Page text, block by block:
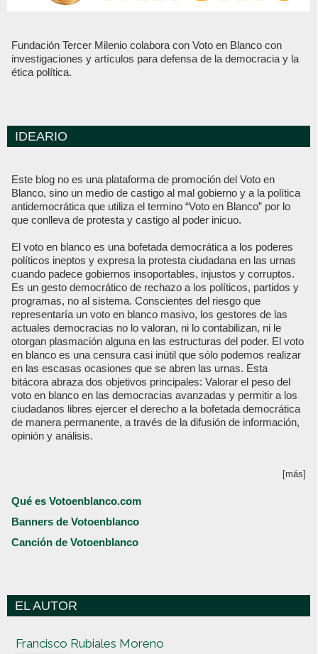
Fundación Tercer Milenio colabora con Voto en Blanco con
investigaciones y artículos para defensa de la democracia y la
ética política.
IDEARIO
Este blog no es una plataforma de promoción del Voto en
Blanco, sino un medio de castigo al mal gobierno y a la política
antidemocrática que utiliza el termino “Voto en Blanco” por lo
que conlleva de protesta y castigo al poder inicuo.
El voto en blanco es una bofetada democrática a los poderes
políticos ineptos y expresa la protesta ciudadana en las urnas
cuando padece gobiernos insoportables, injustos y corruptos.
Es un gesto democrático de rechazo a los políticos, partidos y
programas, no al sistema. Conscientes del riesgo que
representaría un voto en blanco masivo, los gestores de las
actuales democracias no lo valoran, ni lo contabilizan, ni le
otorgan plasmación alguna en las estructuras del poder. El voto
en blanco es una censura casi inútil que sólo podemos realizar
en las escasas ocasiones que se abren las urnas. Esta
bitácora abraza dos objetivos principales: Valorar el peso del
voto en blanco en las democracias avanzadas y permitir a los
ciudadanos libres ejercer el derecho a la bofetada democrática
de manera permanente, a través de la difusión de información,
opinión y análisis.
[más]
Qué es Votoenblanco.com
Banners de Votoenblanco
Canción de Votoenblanco
EL AUTOR
Francisco Rubiales Moreno